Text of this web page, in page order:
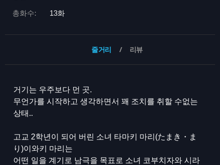
총화수: 13화
줄거리 리뷰
거기는 우주보다 먼 곳.
무언가를 시작하고 생각하면서 꽤 조치를 취할 수없는
상태..
고교 2학년이 되어 버린 소녀 타마키 마리(たまき・ま
り)이와키 마리는
어떤 일을 계기로 남극을 목표로 소녀 코부치자와 시라